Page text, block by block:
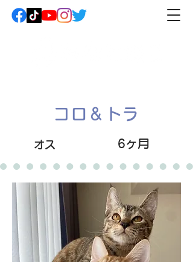
コロ＆トラ
オス 6ヶ月